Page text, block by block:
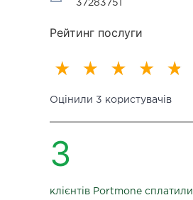
37283751
Рейтинг послуги
Оцінили 3 користувачів
3
клієнтів Portmone сплатили